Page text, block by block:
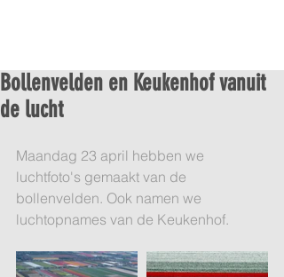
Bollenvelden en Keukenhof vanuit
de lucht
Maandag 23 april hebben we
luchtfoto's gemaakt van de
bollenvelden. Ook namen we
luchtopnames van de Keukenhof.